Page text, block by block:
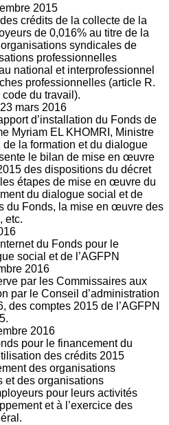
2015
crédits de la collecte de la
de 0,016% au titre de la
syndicales de
professionnelles
national et interprofessionnel
professionnelles (article R.
code du travail).
23 mars 2016
d’installation du Fonds de
Myriam EL KHOMRI, Ministre
de la formation et du dialogue
le bilan de mise en œuvre
des dispositions du décret
étapes de mise en œuvre du
du dialogue social et de
du Fonds, la mise en œuvre des
etc.
du Fonds pour le
social et de l’AGFPN
2016
par les Commissaires aux
par le Conseil d’administration
des comptes 2015 de l’AGFPN
2016
pour le financement du
des crédits 2015
des organisations
et des organisations
pour leurs activités
et à l’exercice des